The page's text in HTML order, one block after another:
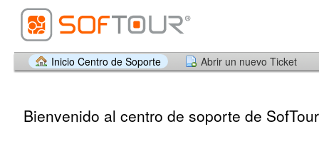
Inicio Centro de Soporte Abrir un nuevo Ticket
Bienvenido al centro de soporte de